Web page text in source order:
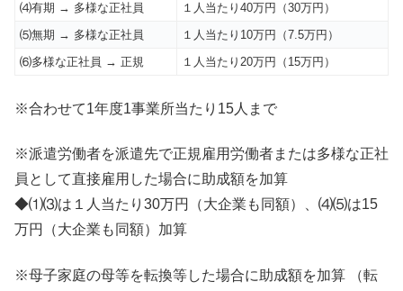
⑷有期 → 多様な正社員
１人当たり40万円（30万円）
⑸無期 → 多様な正社員
１人当たり10万円（7.5万円）
⑹多様な正社員 → 正規
１人当たり20万円（15万円）
※合わせて1年度1事業所当たり15人まで
※派遣労働者を派遣先で正規雇用労働者または多様な正社
員として直接雇用した場合に助成額を加算
◆⑴⑶は１人当たり30万円（大企業も同額）、⑷⑸は15
万円（大企業も同額）加算
※⺟⼦家庭の⺟等を転換等した場合に助成額を加算 （転